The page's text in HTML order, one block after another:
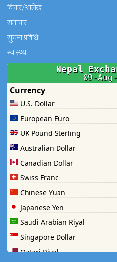
विचार/आलेख
समाचार
सुचना प्रविधि
स्वास्थ्य